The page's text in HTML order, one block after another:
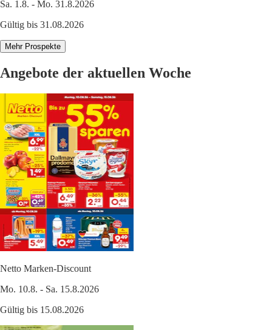
Sa. 1.8. - Mo. 31.8.2026
Gültig bis 31.08.2026
Mehr Prospekte
Angebote der aktuellen Woche
Netto Marken-Discount
Mo. 10.8. - Sa. 15.8.2026
Gültig bis 15.08.2026